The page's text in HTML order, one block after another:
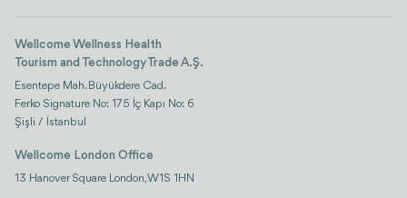
Wellcome Wellness Health
Tourism and Technology Trade A.Ş.
Esentepe Mah. Büyükdere Cad.
Ferko Signature No: 175 İç Kapı No: 6
Şişli / İstanbul
Wellcome London Office
13 Hanover Square London, W1S 1HN